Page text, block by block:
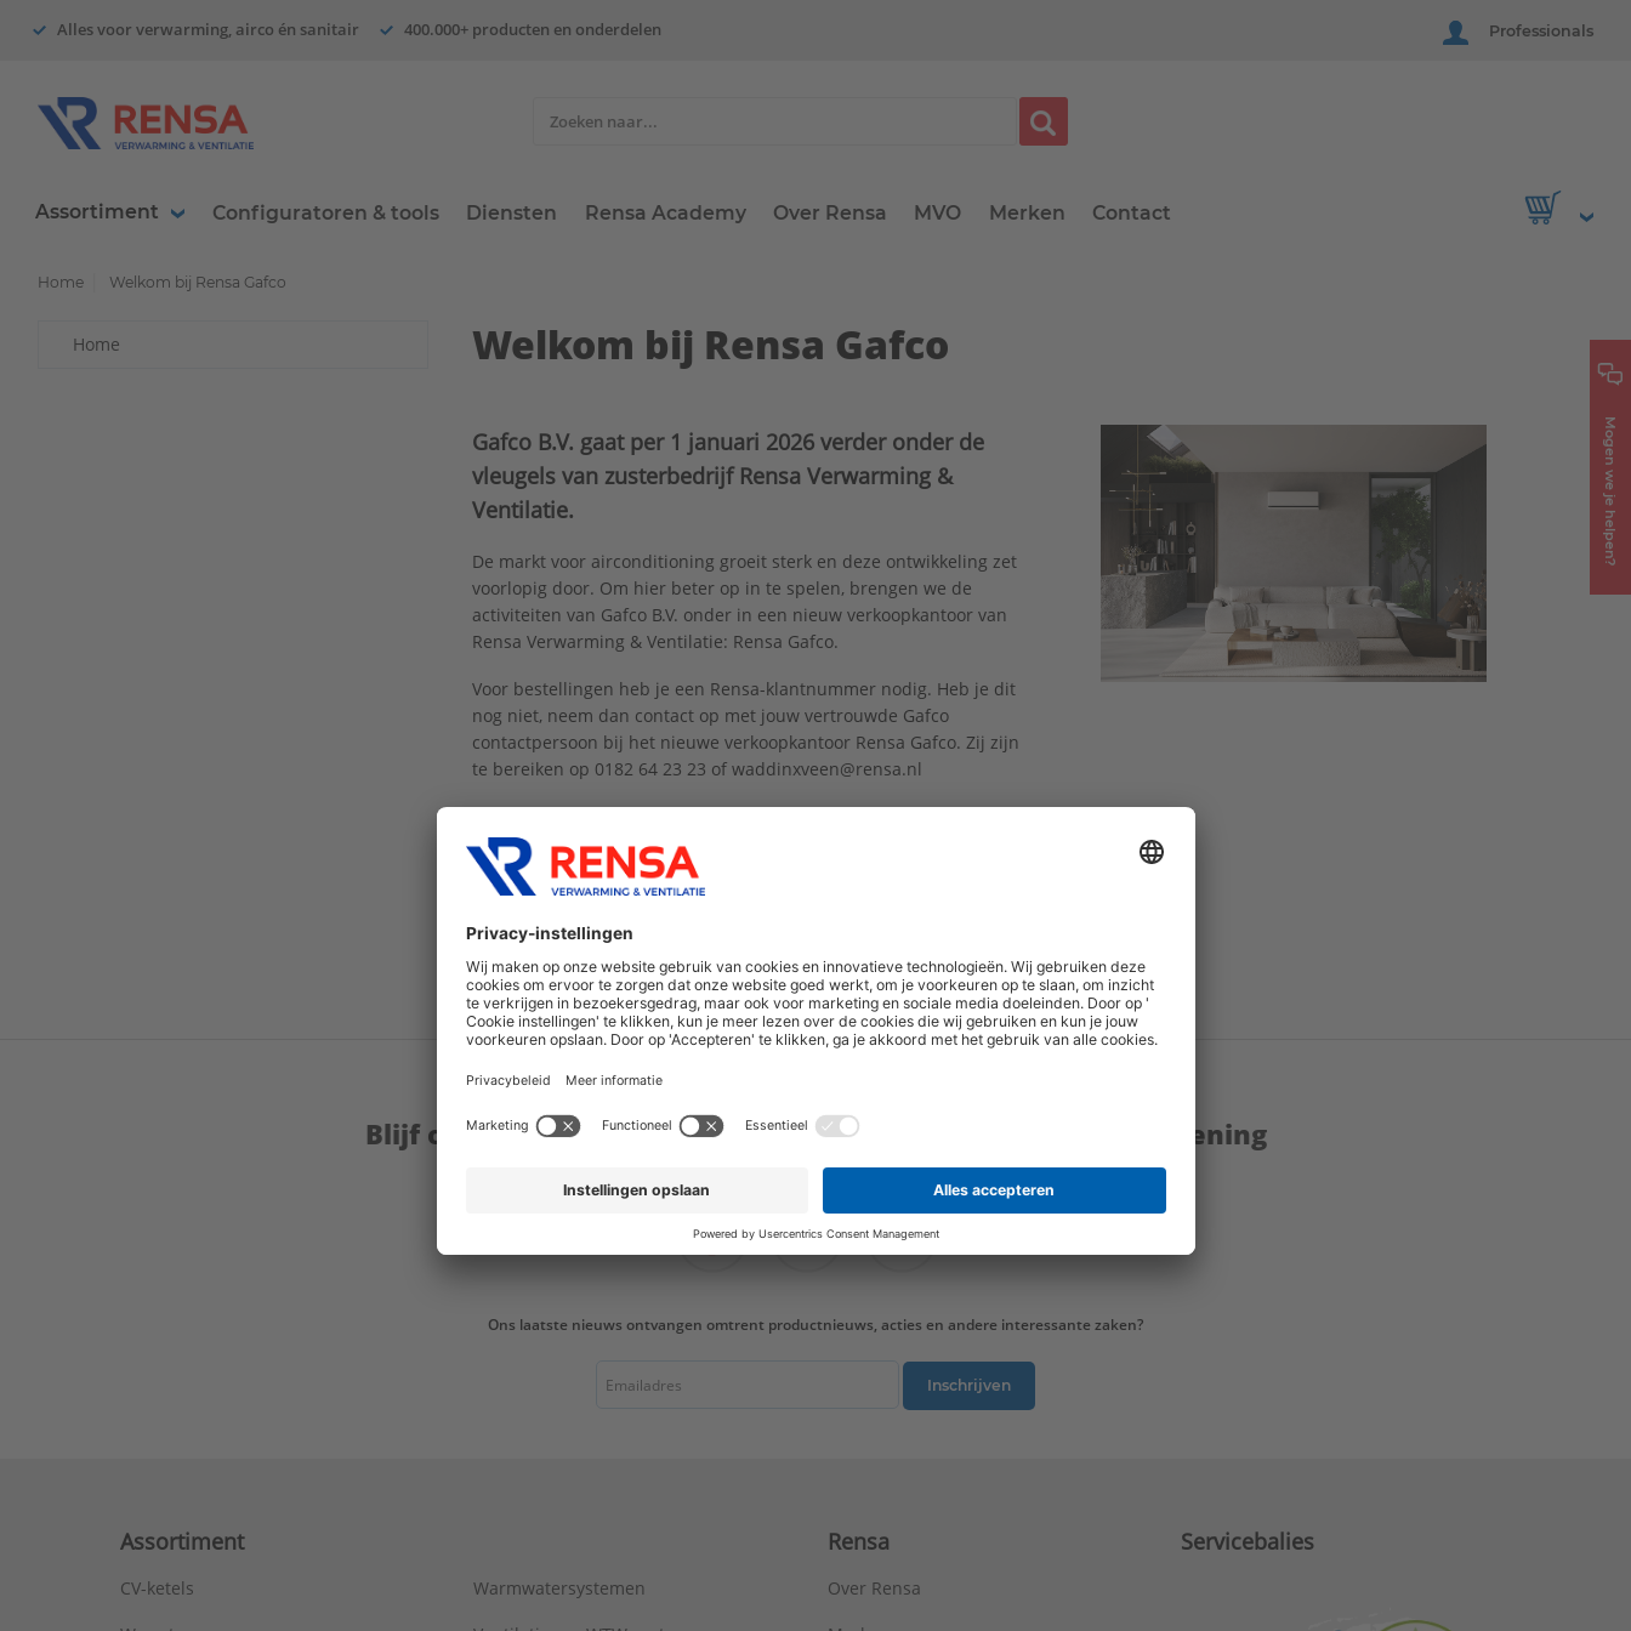
Alles voor verwarming, airco én sanitair 400.000+ producten en onderdelen Professionals
Assortiment Configuratoren & tools Diensten Rensa Academy Over Rensa MVO Merken Contact
Mogen we je helpen?
Home Welkom bij Rensa Gafco
Home Welkom bij Rensa Gafco
Gafco B.V. gaat per 1 januari 2026 verder onder de
vleugels van zusterbedrijf Rensa Verwarming &
Ventilatie.
De markt voor airconditioning groeit sterk en deze ontwikkeling zet
voorlopig door. Om hier beter op in te spelen, brengen we de
activiteiten van Gafco B.V. onder in een nieuw verkoopkantoor van
Rensa Verwarming & Ventilatie: Rensa Gafco.
Voor bestellingen heb je een Rensa-klantnummer nodig. Heb je dit
nog niet, neem dan contact op met jouw vertrouwde Gafco
contactpersoon bij het nieuwe verkoopkantoor Rensa Gafco. Zij zijn
te bereiken op 0182 64 23 23 of waddinxveen@rensa.nl
rensa.nl
Ga naar het airco-assortiment
Blijf op de hoogte van nieuwe producten en onze dienstverlening
Ons laatste nieuws ontvangen omtrent productnieuws, acties en andere interessante zaken?
Inschrijven
Assortiment
CV-ketels
Warmwatersystemen
Rensa
Over Rensa
Servicebalies